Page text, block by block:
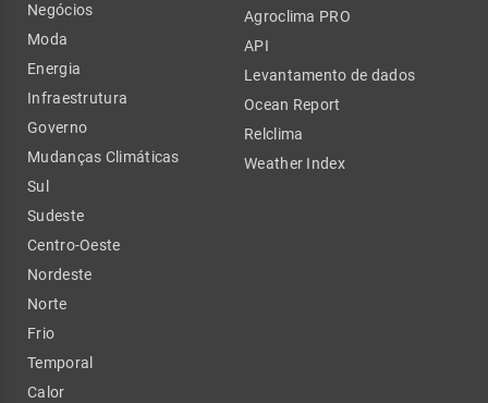
Negócios
Moda
Energia
Infraestrutura
Governo
Mudanças Climáticas
Sul
Sudeste
Centro-Oeste
Nordeste
Norte
Frio
Temporal
Calor
Agroclima PRO
API
Levantamento de dados
Ocean Report
Relclima
Weather Index